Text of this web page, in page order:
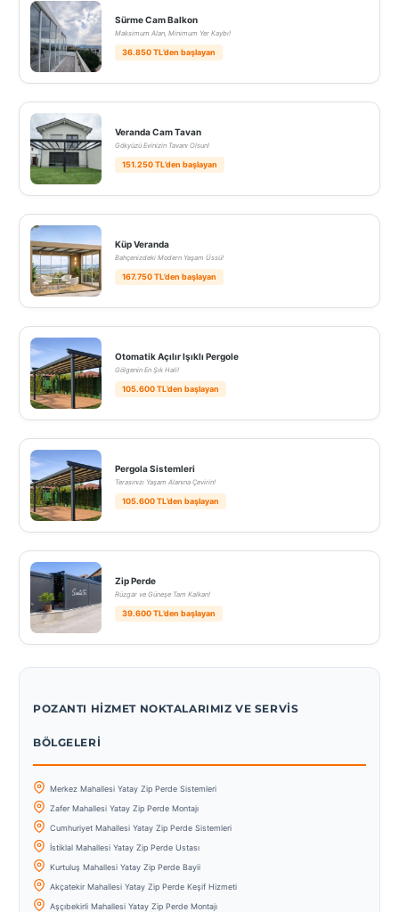
Sürme Cam Balkon
Maksimum Alan, Minimum Yer Kaybı!
36.850 TL’den başlayan
Veranda Cam Tavan
Gökyüzü Evinizin Tavanı Olsun!
151.250 TL’den başlayan
Küp Veranda
Bahçenizdeki Modern Yaşam Üssü!
167.750 TL’den başlayan
Otomatik Açılır Işıklı Pergole
Gölgenin En Şık Hali!
105.600 TL’den başlayan
Pergola Sistemleri
Terasınızı Yaşam Alanına Çevirin!
105.600 TL’den başlayan
Zip Perde
Rüzgar ve Güneşe Tam Kalkan!
39.600 TL’den başlayan
POZANTI HIZMET NOKTALARIMIZ VE SERVIS
BÖLGELERI
Merkez Mahallesi Yatay Zip Perde Sistemleri
Zafer Mahallesi Yatay Zip Perde Montajı
Cumhuriyet Mahallesi Yatay Zip Perde Sistemleri
İstiklal Mahallesi Yatay Zip Perde Ustası
Kurtuluş Mahallesi Yatay Zip Perde Bayii
Akçatekir Mahallesi Yatay Zip Perde Keşif Hizmeti
Aşçıbekirli Mahallesi Yatay Zip Perde Montajı